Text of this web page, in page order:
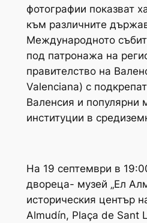
фотографии показват
към различните
Международното
под патронажа на
правителство на
Valenciana) с
Валенсия и популярни
институции в
На 19 септември в
двореца- музей „Ел
историческия център
Almudín, Plaça de Sant